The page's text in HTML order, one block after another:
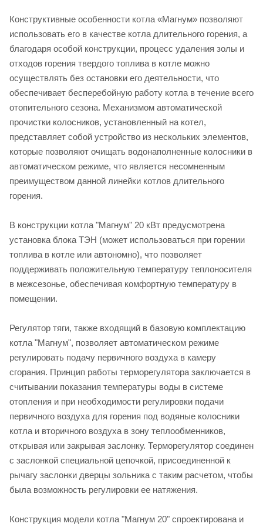
Конструктивные особенности котла «Магнум» позволяют
использовать его в качестве котла длительного горения, а
благодаря особой конструкции, процесс удаления золы и
отходов горения твердого топлива в котле можно
осуществлять без остановки его деятельности, что
обеспечивает бесперебойную работу котла в течение всего
отопительного сезона. Механизмом автоматической
прочистки колосников, установленный на котел,
представляет собой устройство из нескольких элементов,
которые позволяют очищать водонаполненные колосники в
автоматическом режиме, что является несомненным
преимуществом данной линейки котлов длительного
горения.
В конструкции котла "Магнум" 20 кВт предусмотрена
установка блока ТЭН (может использоваться при горении
топлива в котле или автономно), что позволяет
поддерживать положительную температуру теплоносителя
в межсезонье, обеспечивая комфортную температуру в
помещении.
Регулятор тяги, также входящий в базовую комплектацию
котла "Магнум", позволяет автоматическом режиме
регулировать подачу первичного воздуха в камеру
сгорания. Принцип работы терморегулятора заключается в
считывании показания температуры воды в системе
отопления и при необходимости регулировки подачи
первичного воздуха для горения под водяные колосники
котла и вторичного воздуха в зону теплообменников,
открывая или закрывая заслонку. Терморегулятор соединен
с заслонкой специальной цепочкой, присоединенной к
рычагу заслонки дверцы зольника с таким расчетом, чтобы
была возможность регулировки ее натяжения.
Конструкция модели котла "Магнум 20" спроектирована и